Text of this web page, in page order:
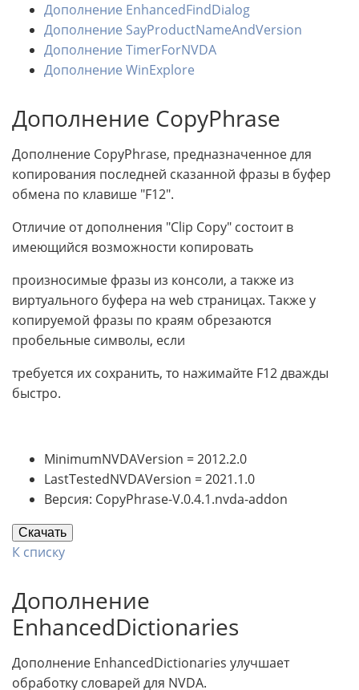
Дополнение EnhancedFindDialog
Дополнение SayProductNameAndVersion
Дополнение TimerForNVDA
Дополнение WinExplore
Дополнение CopyPhrase
Дополнение CopyPhrase, предназначенное для
копирования последней сказанной фразы в буфер
обмена по клавише "F12".
Отличие от дополнения "Clip Copy" состоит в
имеющийся возможности копировать
произносимые фразы из консоли, а также из
виртуального буфера на web страницах. Также у
копируемой фразы по краям обрезаются
пробельные символы, если
требуется их сохранить, то нажимайте F12 дважды
быстро.
MinimumNVDAVersion = 2012.2.0
LastTestedNVDAVersion = 2021.1.0
Версия: CopyPhrase-V.0.4.1.nvda-addon
Скачать
К списку
Дополнение
EnhancedDictionaries
Дополнение EnhancedDictionaries улучшает
обработку словарей для NVDA.